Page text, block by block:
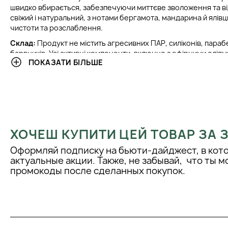
швидко вбирається, забезпечуючи миттєве зволоження та
свіжий і натуральний, з нотами бергамота, мандарина й
чистоти та розслаблення.
Склад: Продукт не містить агресивних ПАР, силіконів,
барвників. Усі активні компоненти, включно з ефірними
екстрактами, отримані з екологічно чистої сировини
Клінічні дослідження та відгуки користувачів
використання мусу значно покращує стан волосся.
зволоженості, зменшення ламкості та посічених кінчиків, а
ПОКАЗАТИ БІЛЬШЕ
ХОЧЕШ КУПИТИ ЦЕЙ ТОВАР ЗА
Оформляй подписку на бьюти-дайджест, в
актуальные акции. Также, не забывай, что ты
промокоды после сделанных покупок.